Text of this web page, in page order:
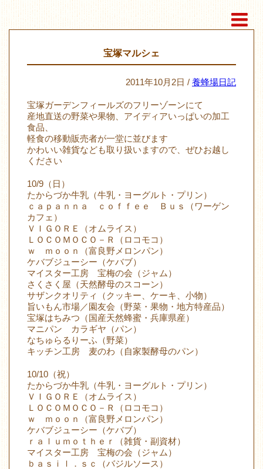
宝塚マルシェ
2011年10月2日 / 養蜂場日記
宝塚ガーデンフィールズのフリーゾーンにて
産地直送の野菜や果物、アイディアいっぱいの加工
食品、
軽食の移動販売者が一堂に並びます
かわいい雑貨なども取り扱いますので、ぜひお越し
ください
10/9（日）
たからづか牛乳（牛乳・ヨーグルト・プリン）
ｃａｐａｎｎａ ｃｏｆｆｅｅ Ｂｕｓ（ワーゲン
カフェ）
ＶＩＧＯＲＥ（オムライス）
ＬＯＣＯＭＯＣＯ－Ｒ（ロコモコ）
ｗ ｍｏｏｎ（富良野メロンパン）
ケバブジューシー（ケバブ）
マイスター工房 宝梅の会（ジャム）
さくさく屋（天然酵母のスコーン）
サザンクオリティ（クッキー、ケーキ、小物）
旨いもん市場／園友会（野菜・果物・地方特産品）
宝塚はちみつ（国産天然蜂蜜・兵庫県産）
マニパン カラギヤ（パン）
なちゅらるりーふ（野菜）
キッチン工房 麦のわ（自家製酵母のパン）
10/10（祝）
たからづか牛乳（牛乳・ヨーグルト・プリン）
ＶＩＧＯＲＥ（オムライス）
ＬＯＣＯＭＯＣＯ－Ｒ（ロコモコ）
ｗ ｍｏｏｎ（富良野メロンパン）
ケバブジューシー（ケバブ）
ｒａｌｕｍｏｔｈｅｒ（雑貨・副資材）
マイスター工房 宝梅の会（ジャム）
ｂａｓｉｌ．ｓｃ（バジルソース）